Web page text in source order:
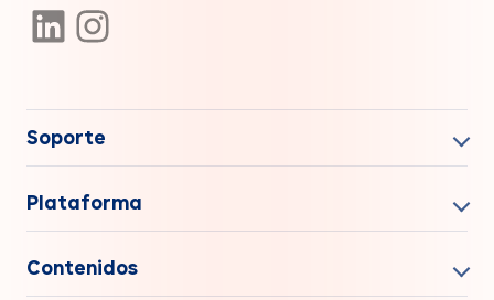
Soporte
Plataforma
Contenidos